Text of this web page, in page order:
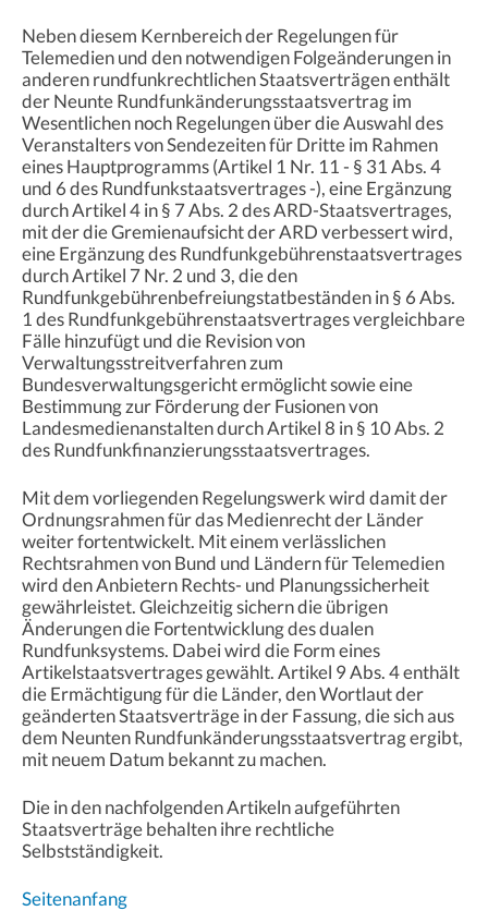
Neben diesem Kernbereich der Regelungen für
Telemedien und den notwendigen Folgeänderungen in
anderen rundfunkrechtlichen Staatsverträgen enthält
der Neunte Rundfunkänderungsstaatsvertrag im
Wesentlichen noch Regelungen über die Auswahl des
Veranstalters von Sendezeiten für Dritte im Rahmen
eines Hauptprogramms (Artikel 1 Nr. 11 - § 31 Abs. 4
und 6 des Rundfunkstaatsvertrages -), eine Ergänzung
durch Artikel 4 in § 7 Abs. 2 des ARD-Staatsvertrages,
mit der die Gremienaufsicht der ARD verbessert wird,
eine Ergänzung des Rundfunkgebührenstaatsvertrages
durch Artikel 7 Nr. 2 und 3, die den
Rundfunkgebührenbefreiungstatbeständen in § 6 Abs.
1 des Rundfunkgebührenstaatsvertrages vergleichbare
Fälle hinzufügt und die Revision von
Verwaltungsstreitverfahren zum
Bundesverwaltungsgericht ermöglicht sowie eine
Bestimmung zur Förderung der Fusionen von
Landesmedienanstalten durch Artikel 8 in § 10 Abs. 2
des Rundfunkfinanzierungsstaatsvertrages.
Mit dem vorliegenden Regelungswerk wird damit der
Ordnungsrahmen für das Medienrecht der Länder
weiter fortentwickelt. Mit einem verlässlichen
Rechtsrahmen von Bund und Ländern für Telemedien
wird den Anbietern Rechts- und Planungssicherheit
gewährleistet. Gleichzeitig sichern die übrigen
Änderungen die Fortentwicklung des dualen
Rundfunksystems. Dabei wird die Form eines
Artikelstaatsvertrages gewählt. Artikel 9 Abs. 4 enthält
die Ermächtigung für die Länder, den Wortlaut der
geänderten Staatsverträge in der Fassung, die sich aus
dem Neunten Rundfunkänderungsstaatsvertrag ergibt,
mit neuem Datum bekannt zu machen.
Die in den nachfolgenden Artikeln aufgeführten
Staatsverträge behalten ihre rechtliche
Selbstständigkeit.
Seitenanfang